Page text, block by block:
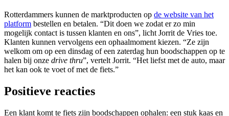
Rotterdammers kunnen de marktproducten op de website van het
platform bestellen en betalen. “Dit doen we zodat er zo min
mogelijk contact is tussen klanten en ons”, licht Jorrit de Vries toe.
Klanten kunnen vervolgens een ophaalmoment kiezen. “Ze zijn
welkom om op een dinsdag of een zaterdag hun boodschappen op te
halen bij onze drive thru”, vertelt Jorrit. “Het liefst met de auto, maar
het kan ook te voet of met de fiets.”
Positieve reacties
Een klant komt te fiets zijn boodschappen ophalen: een stuk kaas en